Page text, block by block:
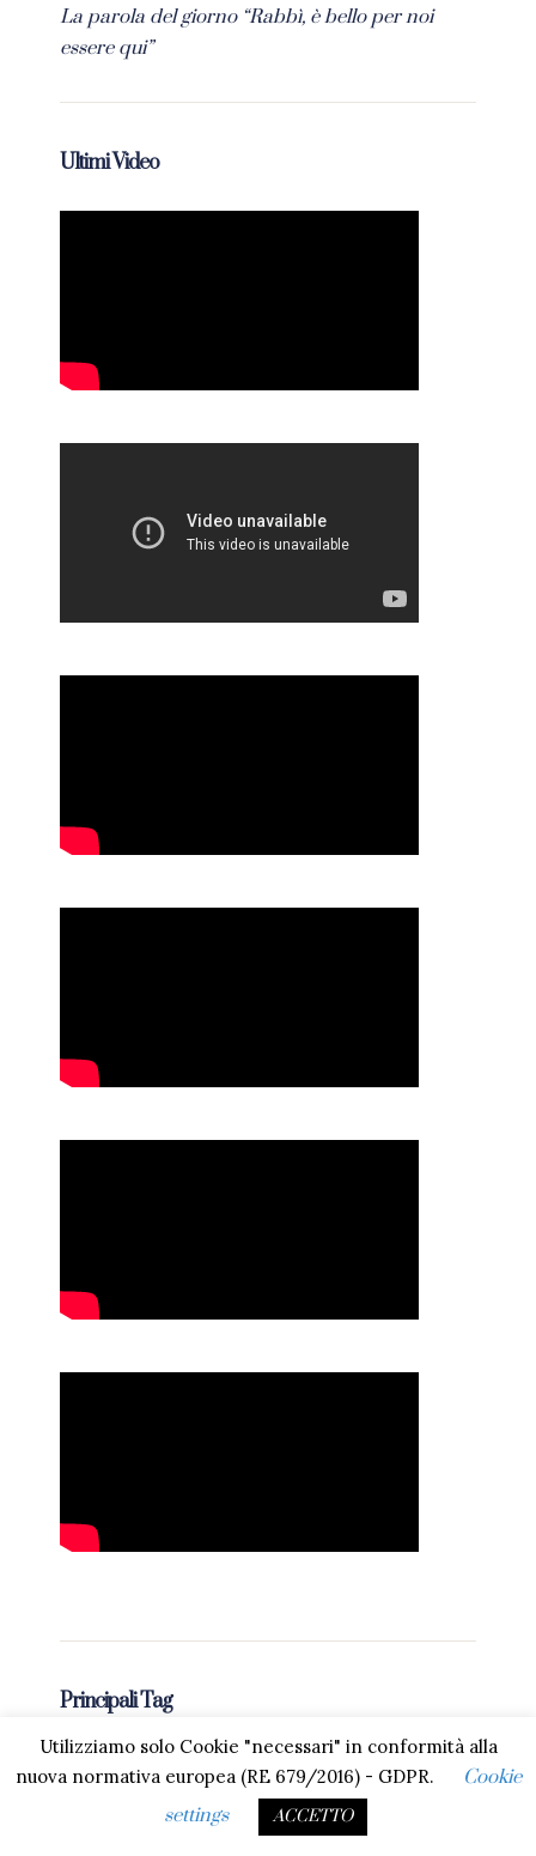
La parola del giorno “Rabbì, è bello per noi
essere qui”
Ultimi Video
Principali Tag
Antico Testamento Apocalisse Atti degli apostoli
Benedizione Chiesa Conferenza
Utilizziamo solo Cookie "necessari" in conformità alla
nuova normativa europea (RE 679/2016) - GDPR.
Cookie
settings
ACCETTO